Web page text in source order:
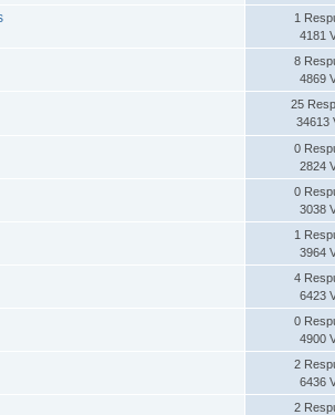
1
4181
8
4869
25
34613
0
2824
0
3038
1
3964
4
6423
0
4900
2
6436
2